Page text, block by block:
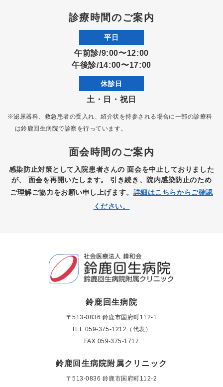
診療時間のご案内
平日
午前診/9:00〜12:00
午後診/14:00〜17:00
休診日
土・日・祝日
※泌尿器科、救急患者の受入れ、紹介状を持参される場合に一部の診療科
は鈴鹿回生病院で診察を行っています。
面会時間のご案内
感染防止対策として入院患者さんの面会を中止しておりました
が、 面会を再開いたします。 引き続き、院内感染防止のため
ご理解ご協力をお願い申し上げます。 詳細はこちらからご確認
ください。
鈴鹿回生病院
〒513-0836 鈴鹿市国府町112-1
TEL 059-375-1212（代表）
FAX 059-375-1717
鈴鹿回生病院附属クリニック
〒513-0836 鈴鹿市国府町112-2